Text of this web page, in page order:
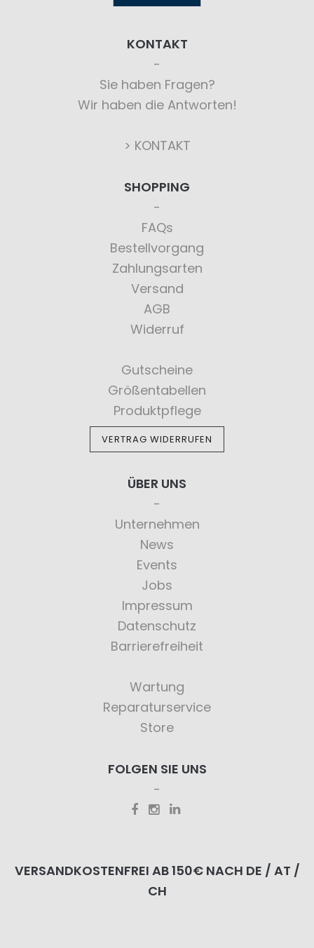
KONTAKT
Sie haben Fragen?
Wir haben die Antworten!
> KONTAKT
SHOPPING
FAQs
Bestellvorgang
Zahlungsarten
Versand
AGB
Widerruf
Gutscheine
Größentabellen
Produktpflege
VERTRAG WIDERRUFEN
ÜBER UNS
Unternehmen
News
Events
Jobs
Impressum
Datenschutz
Barrierefreiheit
Wartung
Reparaturservice
Store
FOLGEN SIE UNS
VERSANDKOSTENFREI AB 150€ NACH DE / AT /
CH